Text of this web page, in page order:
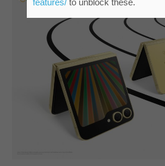
features/to unblock these.